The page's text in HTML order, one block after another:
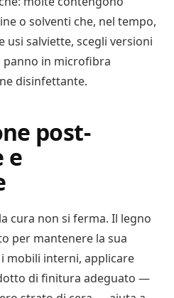
o solventi che, nel tempo,
usi salviette, scegli versioni
panno in microfibra
disinfettante.
post-
e
cura non si ferma. Il legno
per mantenere la sua
mobili interni, applicare
di finitura adeguato —